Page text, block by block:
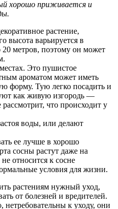
хорошо приживается и
растение,
высота варьируется в
20 метров, поэтому он может
Это пушистое
ароматом может иметь
форму. Тую легко посадить и
как живую изгородь —
что происходит у
воды, или делают
ее лучше в хорошо
сосны растут даже на
относится к сосне
условия для жизни.
растениям нужный уход,
от болезней и вредителей.
к уходу, они